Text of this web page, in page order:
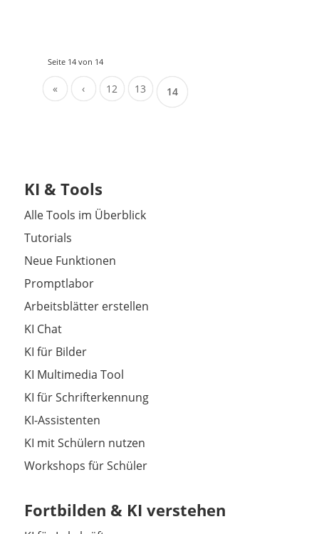
Seite 14 von 14
« ‹ 12 13 14
KI & Tools
Alle Tools im Überblick
Tutorials
Neue Funktionen
Promptlabor
Arbeitsblätter erstellen
KI Chat
KI für Bilder
KI Multimedia Tool
KI für Schrifterkennung
KI-Assistenten
KI mit Schülern nutzen
Workshops für Schüler
Fortbilden & KI verstehen